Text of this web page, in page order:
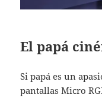
El papá
Si papá es un
pantallas Micro